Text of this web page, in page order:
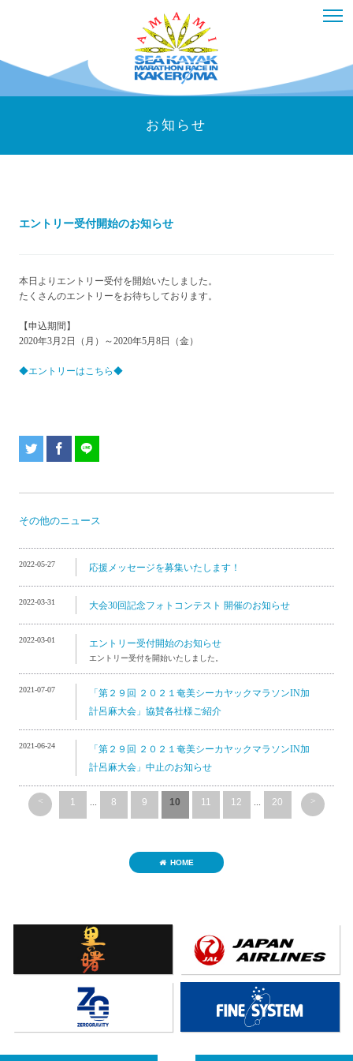
お知らせ
エントリー受付開始のお知らせ
本日よりエントリー受付を開始いたしました。
たくさんのエントリーをお待ちしております。
【申込期間】
2020年3月2日（月）～2020年5月8日（金）
◆エントリーはこちら◆
その他のニュース
2022-05-27 応援メッセージを募集いたします！
2022-03-31 大会30回記念フォトコンテスト 開催のお知らせ
2022-03-01 エントリー受付開始のお知らせ
エントリー受付を開始いたしました。
2021-07-07
「第２９回 ２０２１奄美シーカヤックマラソンIN加
計呂麻大会」協賛各社様ご紹介
2021-06-24
「第２９回 ２０２１奄美シーカヤックマラソンIN加
計呂麻大会」中止のお知らせ
< 1 ... 8 9 10 11 12 ... 20 >
HOME